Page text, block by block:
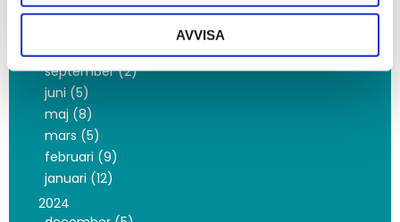
AVVISA
2025
oktober (10)
september (2)
juni (5)
maj (8)
mars (5)
februari (9)
januari (12)
2024